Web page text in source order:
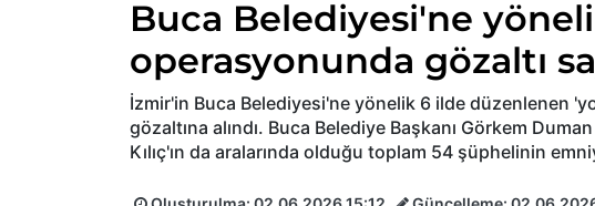
Buca Belediyesi'ne
operasyonunda gözaltı
İzmir'in Buca Belediyesi'ne yönelik 6 ilde düzenlenen
gözaltına alındı. Buca Belediye Başkanı Görkem
Kılıç'ın da aralarında olduğu toplam 54 şüphelinin